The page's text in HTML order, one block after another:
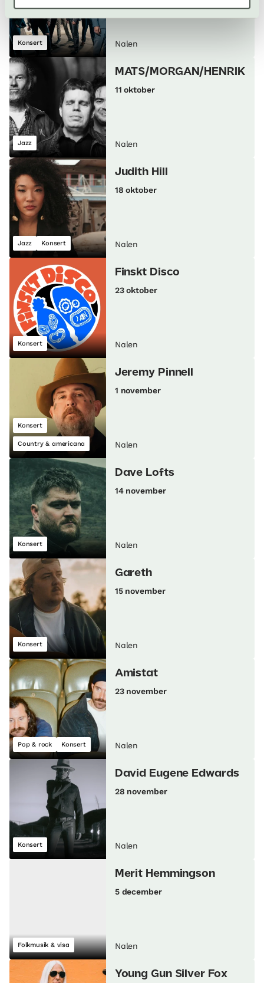
Konsert Nalen
Jazz
MATS/MORGAN/HENRIK
11 oktober
Nalen
Jazz Konsert
Judith Hill
18 oktober
Nalen
Konsert
Finskt Disco
23 oktober
Nalen
Konsert
Country & americana
Jeremy Pinnell
1 november
Nalen
Konsert
Dave Lofts
14 november
Nalen
Konsert
Gareth
15 november
Nalen
Pop & rock Konsert
Amistat
23 november
Nalen
Konsert
David Eugene Edwards
28 november
Nalen
Folkmusik & visa
Merit Hemmingson
5 december
Nalen
Young Gun Silver Fox